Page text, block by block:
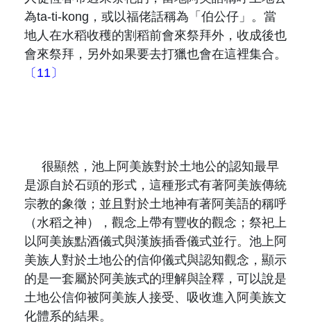
為ta-ti-kong ，或以福佬話稱為「伯公仔」。當
地人在水稻收穫的割稻前會來祭拜外，收成後也
會來祭拜，另外如果要去打獵也會在這裡集合。
〔11〕
很顯然，池上阿美族對於土地公的認知最早
是源自於石頭的形式，這種形式有著阿美族傳統
宗教的象徵；並且對於土地神有著阿美語的稱呼
（水稻之神），觀念上帶有豐收的觀念；祭祀上
以阿美族點酒儀式與漢族插香儀式並行。池上阿
美族人對於土地公的信仰儀式與認知觀念，顯示
的是一套屬於阿美族式的理解與詮釋，可以說是
土地公信仰被阿美族人接受、吸收進入阿美族文
化體系的結果。